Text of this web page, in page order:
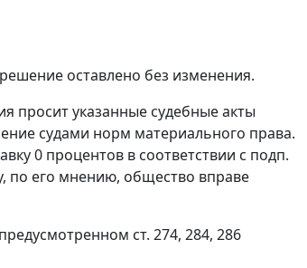
оставлено без изменения.
просит указанные судебные акты
судами норм материального права.
0 процентов в соответствии с подп.
по его мнению, общество вправе
ст. 274, 284, 286